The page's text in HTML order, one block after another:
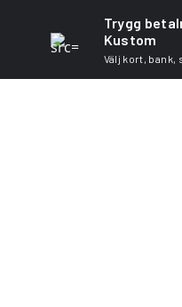
Trygg
Kustom
Välj kort, bank,